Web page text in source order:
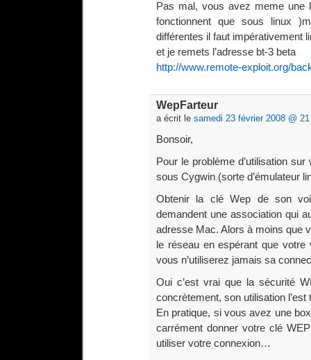
Pas mal, vous avez meme une
fonctionnent que sous linux
différentes il faut impérativement
et je remets l’adresse bt-3 beta
http://www.remote-exploit.org/
WepFarteur
a écrit le samedi 23 février 2008 @
Bonsoir,
Pour le problème d’utilisation
sous Cygwin (sorte d’émulateur
Obtenir la clé Wep de son
demandent une association qui
adresse Mac. Alors à moins que
le réseau en espérant que votre
vous n’utiliserez jamais sa
Oui c’est vrai que la sécurité
concrètement, son utilisation l’est
En pratique, si vous avez une
carrément donner votre clé
utiliser votre connexion…